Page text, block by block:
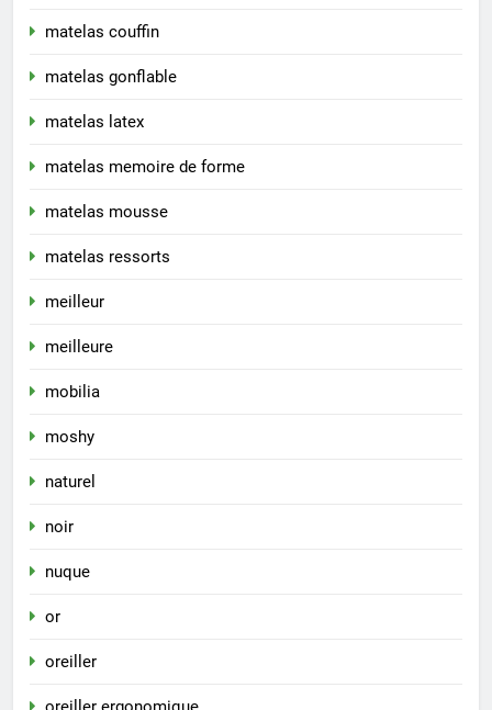
matelas couffin
matelas gonflable
matelas latex
matelas memoire de forme
matelas mousse
matelas ressorts
meilleur
meilleure
mobilia
moshy
naturel
noir
nuque
or
oreiller